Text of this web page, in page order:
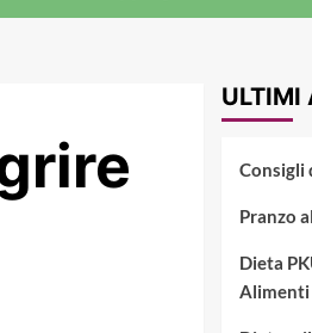
ULTIMI
Consigli
Pranzo
Dieta
Alimenti